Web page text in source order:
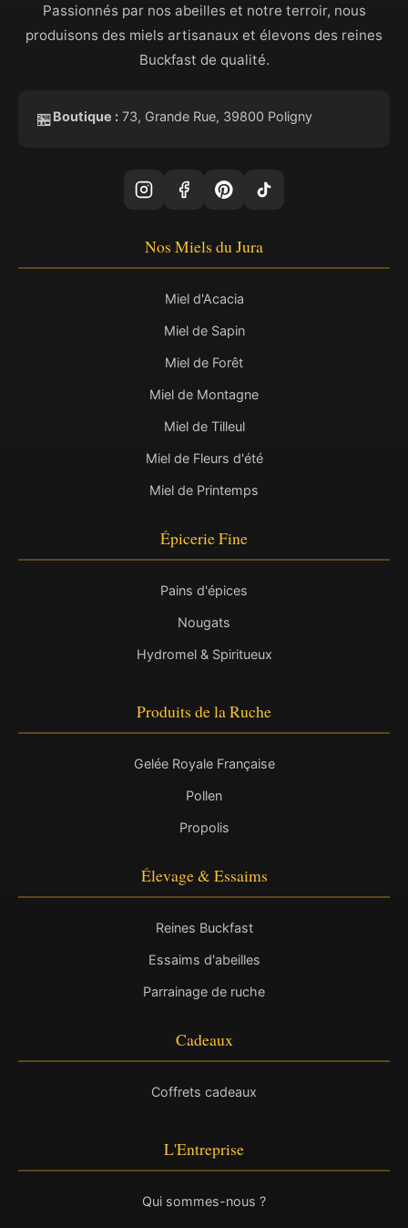
Passionnés par nos abeilles et notre terroir, nous
produisons des miels artisanaux et élevons des reines
Buckfast de qualité.
🏪Boutique : 73, Grande Rue, 39800 Poligny
Nos Miels du Jura
Miel d'Acacia
Miel de Sapin
Miel de Forêt
Miel de Montagne
Miel de Tilleul
Miel de Fleurs d'été
Miel de Printemps
Épicerie Fine
Pains d'épices
Nougats
Hydromel & Spiritueux
Produits de la Ruche
Gelée Royale Française
Pollen
Propolis
Élevage & Essaims
Reines Buckfast
Essaims d'abeilles
Parrainage de ruche
Cadeaux
Coffrets cadeaux
L'Entreprise
Qui sommes-nous ?